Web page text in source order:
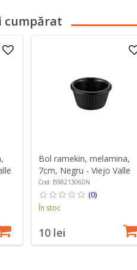
cumpărat
Bol ramekin, melamina,
7cm, Negru - Viejo Valle
Cod: B98213060N
(0)
În stoc
10 lei